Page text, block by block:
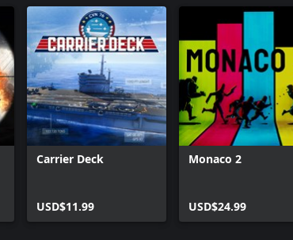
Carrier Deck
USD$11.99
Monaco 2
USD$24.99